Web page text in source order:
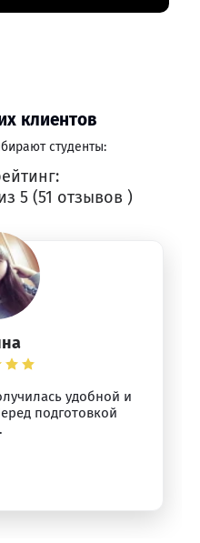
клиентов
студенты:
5 (51 отзывов )
удобной и
подготовкой